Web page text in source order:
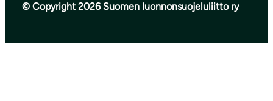
© Copyright 2026 Suomen luonnonsuojeluliitto ry